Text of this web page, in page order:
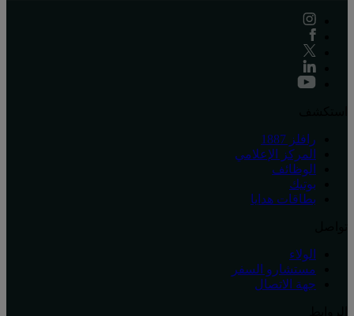
رافلز 1887
المركز الإعلامي
الوظائف
بوتيك
بطاقات هدايا
الولاء
مستشارو السفر
جهة الاتصال